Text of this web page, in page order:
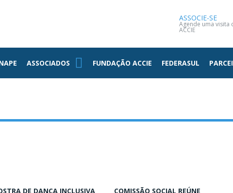
ASSOCIE-SE
Agende uma visita
ACCIE
ASSOCIADOS FUNDAÇÃO ACCIE FEDERASUL
DE DANÇA INCLUSIVA COMISSÃO SOCIAL REÚNE